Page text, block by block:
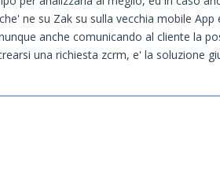
ne su Zak su sulla vecchia mobile
anche comunicando al cliente la
una richiesta zcrm, e' la soluzione